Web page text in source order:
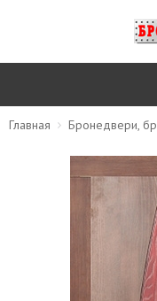
Главная Бронедвери,